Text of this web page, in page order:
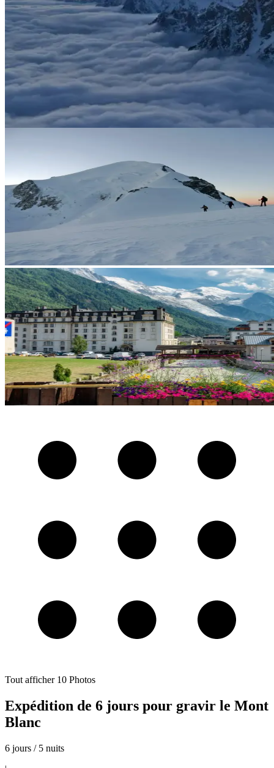
Tout afficher 10 Photos
Expédition de 6 jours pour gravir le Mont
Blanc
6 jours / 5 nuits